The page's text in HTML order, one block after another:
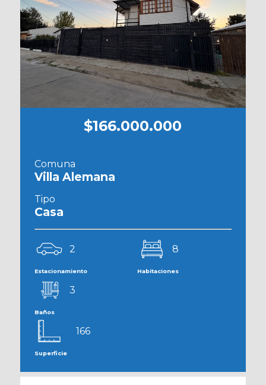
$166.000.000
Comuna
Villa Alemana
Tipo
Casa
2
Estacionamiento
8
Habitaciones
3
Baños
166
Superficie